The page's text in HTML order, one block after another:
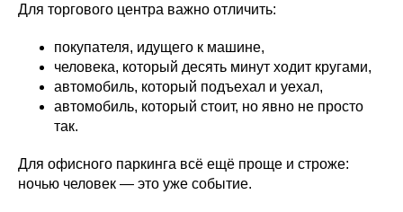
Для торгового центра важно отличить:
покупателя, идущего к машине,
человека, который десять минут ходит кругами,
автомобиль, который подъехал и уехал,
автомобиль, который стоит, но явно не просто
так.
Для офисного паркинга всё ещё проще и строже:
ночью человек — это уже событие.